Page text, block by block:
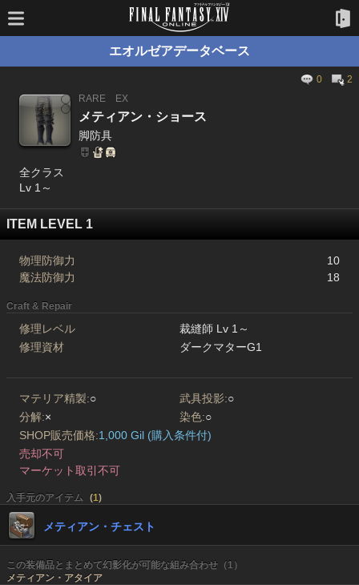
エオルゼアデータベース
0
2
RARE
EX
メティアン・ショース
脚防具
全クラス
Lv 1～
ITEM LEVEL 1
物理防御力
10
魔法防御力
18
Craft & Repair
修理レベル
裁縫師 Lv 1～
修理資材
ダークマターG1
マテリア精製:○ 武具投影:○
分解:× 染色:○
SHOP販売価格:1,000 Gil (購入条件付)
売却不可
マーケット取引不可
入手元のアイテム (1)
メティアン・チェスト
この装備品とまとめて幻影化が可能な組み合わせ（1）
メティアン・アタイア